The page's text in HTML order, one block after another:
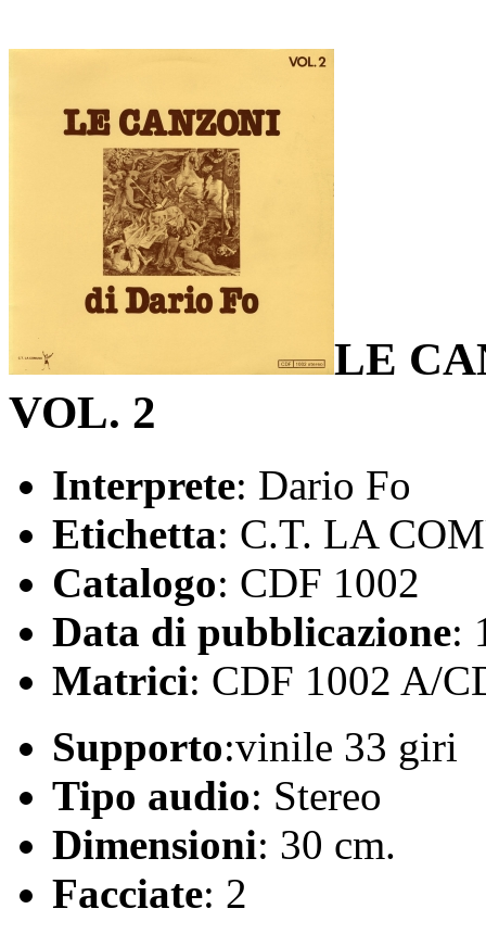
LE
VOL. 2
Interprete: Dario Fo
Etichetta: C.T. LA
Catalogo: CDF 1002
Data di pubblicazione:
Matrici: CDF 1002 A/
Supporto:vinile 33 giri
Tipo audio: Stereo
Dimensioni: 30 cm.
Facciate: 2